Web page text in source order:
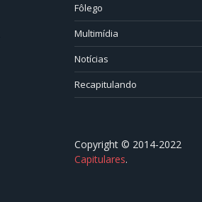
Fôlego
Multimídia
Notícias
Recapitulando
Copyright © 2014-2022
Capitulares